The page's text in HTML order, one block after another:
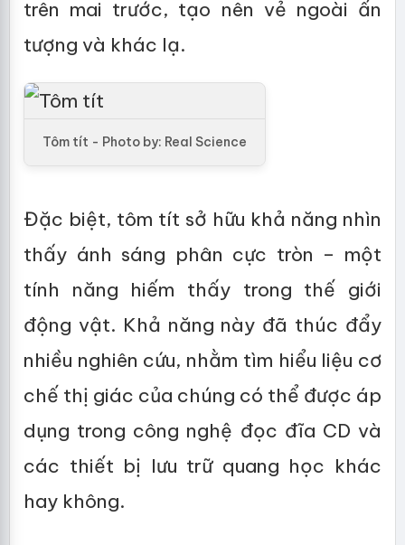
trên mai trước, tạo nên vẻ ngoài ấn
tượng và khác lạ.
Tôm tít - Photo by: Real Science
Đặc biệt, tôm tít sở hữu khả năng nhìn
thấy ánh sáng phân cực tròn – một
tính năng hiếm thấy trong thế giới
động vật. Khả năng này đã thúc đẩy
nhiều nghiên cứu, nhằm tìm hiểu liệu cơ
chế thị giác của chúng có thể được áp
dụng trong công nghệ đọc đĩa CD và
các thiết bị lưu trữ quang học khác
hay không.